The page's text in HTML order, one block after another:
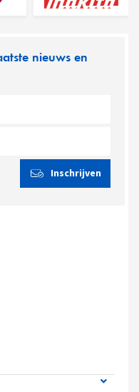
nieuws en